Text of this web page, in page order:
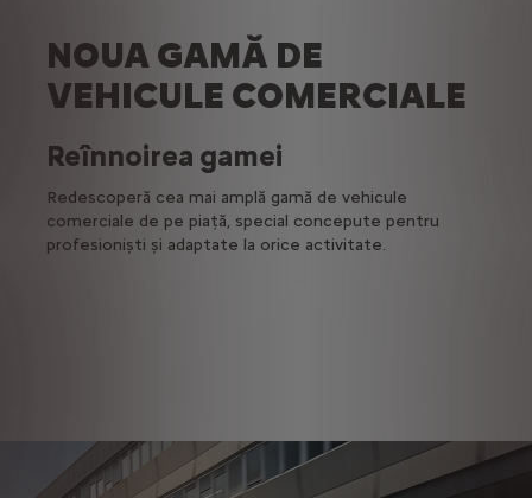
NOUA GAMĂ DE
VEHICULE COMERCIALE
Reînnoirea gamei
Redescoperă cea mai amplă gamă de vehicule
comerciale de pe piață, special concepute pentru
profesioniști și adaptate la orice activitate.